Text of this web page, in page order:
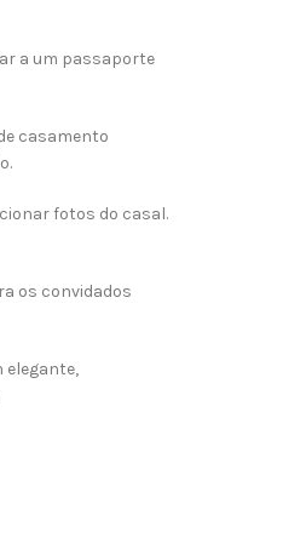
a um passaporte
casamento
fotos do casal.
os convidados
elegante,